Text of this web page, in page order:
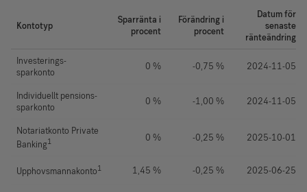
Kontotyp
Sparränta i
procent
Förändring i
procent
Datum för
senaste
ränteändring
Investerings­
sparkonto
0 % -0,75 % 2024-11-05
Individuellt pensions­
sparkonto
0 % -1,00 % 2024-11-05
Notariat­konto Private
Banking1 0 % -0,25 % 2025-10-01
Upphovsmannakonto1 1,45 % -0,25 % 2025-06-25